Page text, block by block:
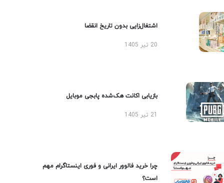
اشتغال‌زایی بدون تاریخ انقضا
20 تیر 1405
بازیابی اکانت هک‌شده پابجی موبایل
چرا خرید فالوور ایرانی و فوری اینستاگرام مهم
است؟